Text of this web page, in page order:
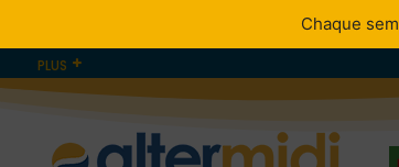
PLUS
Chaque